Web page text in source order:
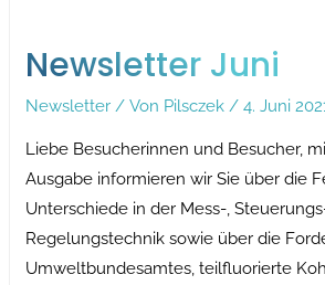
Newsletter Juni
Newsletter / Von Pilsczek /4. Juni
Liebe Besucherinnen und Besucher,
Ausgabe informieren wir Sie über die
Unterschiede in der Mess-,
Regelungstechnik sowie über die
Umweltbundesamtes, teilfluorierte